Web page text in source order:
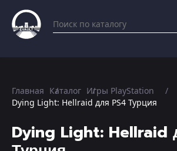
Главная Каталог Игры PlayStation
Dying Light: Hellraid для PS4 Турция
Dying Light: Hellraid